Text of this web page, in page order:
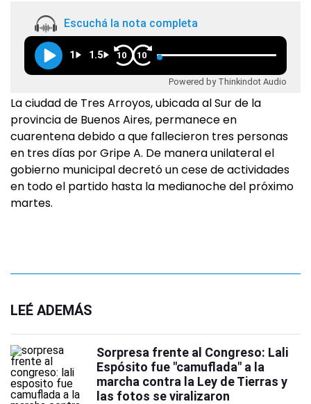
Escuchá la nota completa
1 1.5 10 10
Powered by Thinkindot Audio
La ciudad de Tres Arroyos, ubicada al Sur de la
provincia de Buenos Aires, permanece en
cuarentena debido a que fallecieron tres personas
en tres días por Gripe A. De manera unilateral el
gobierno municipal decretó un cese de actividades
en todo el partido hasta la medianoche del próximo
martes.
LEÉ ADEMÁS
Sorpresa frente al Congreso: Lali
Espósito fue "camuflada" a la
marcha contra la Ley de Tierras y
las fotos se viralizaron